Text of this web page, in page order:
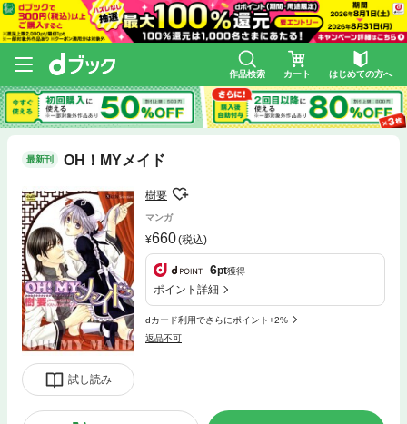
作品検索 カート はじめての方へ
最新刊 OH！MYメイド
試し読み
樹要
マンガ
660(税込)
6pt獲得
ポイント詳細
dカード利用でさらにポイント+2%
返品不可